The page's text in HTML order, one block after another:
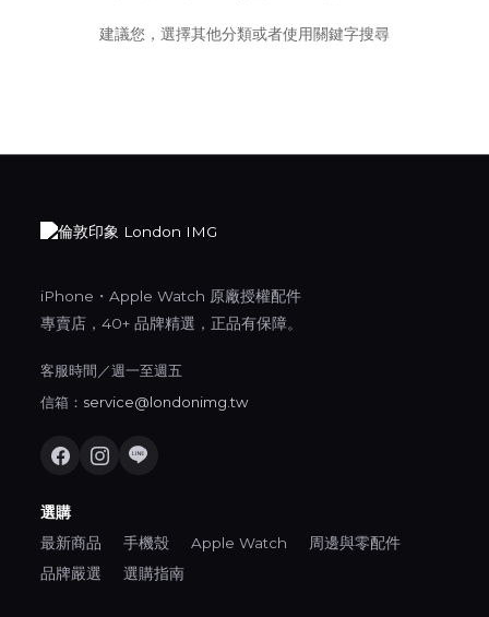
建議您，選擇其他分類或者使用關鍵字搜尋
iPhone・Apple Watch 原廠授權配件
專賣店，40+ 品牌精選，正品有保障。
客服時間／週一至週五
信箱： service@londonimg.tw
選購
最新商品 手機殼 Apple Watch
周邊與零配件
品牌嚴選
選購指南